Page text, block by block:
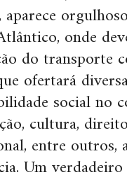
onde
do transporte
ofertará
social no
cultura,
entre outros,
Um